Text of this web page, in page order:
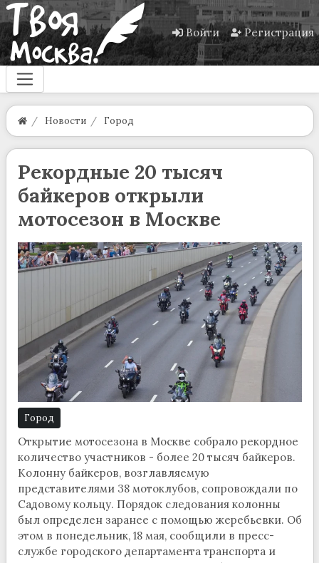
Войти Регистрация
Новости Город
Рекордные 20 тысяч
байкеров открыли
мотосезон в Москве
Город
Открытие мотосезона в Москве собрало рекордное
количество участников - более 20 тысяч байкеров.
Колонну байкеров, возглавляемую
представителями 38 мотоклубов, сопровождали по
Садовому кольцу. Порядок следования колонны
был определен заранее с помощью жеребьевки. Об
этом в понедельник, 18 мая, сообщили в пресс-
службе городского департамента транспорта и